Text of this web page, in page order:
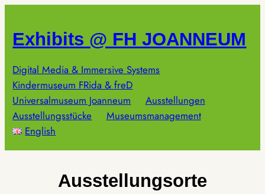
springen
Exhibits @ FH JOANNEUM
Digital Media & Immersive Systems
Kindermuseum FRida & freD
Universalmuseum Joanneum
Ausstellungen
Ausstellungsstücke
Museumsmanagement
English
Ausstellungsorte